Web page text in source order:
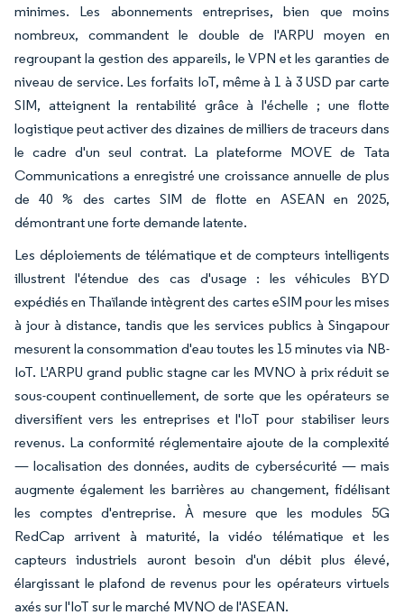
minimes. Les abonnements entreprises, bien que moins
nombreux, commandent le double de l'ARPU moyen en
regroupant la gestion des appareils, le VPN et les garanties de
niveau de service. Les forfaits IoT, même à 1 à 3 USD par carte
SIM, atteignent la rentabilité grâce à l'échelle ; une flotte
logistique peut activer des dizaines de milliers de traceurs dans
le cadre d'un seul contrat. La plateforme MOVE de Tata
Communications a enregistré une croissance annuelle de plus
de 40 % des cartes SIM de flotte en ASEAN en 2025,
démontrant une forte demande latente.
Les déploiements de télématique et de compteurs intelligents
illustrent l'étendue des cas d'usage : les véhicules BYD
expédiés en Thaïlande intègrent des cartes eSIM pour les mises
à jour à distance, tandis que les services publics à Singapour
mesurent la consommation d'eau toutes les 15 minutes via NB-
IoT. L'ARPU grand public stagne car les MVNO à prix réduit se
sous-coupent continuellement, de sorte que les opérateurs se
diversifient vers les entreprises et l'IoT pour stabiliser leurs
revenus. La conformité réglementaire ajoute de la complexité
— localisation des données, audits de cybersécurité — mais
augmente également les barrières au changement, fidélisant
les comptes d'entreprise. À mesure que les modules 5G
RedCap arrivent à maturité, la vidéo télématique et les
capteurs industriels auront besoin d'un débit plus élevé,
élargissant le plafond de revenus pour les opérateurs virtuels
axés sur l'IoT sur le marché MVNO de l'ASEAN.